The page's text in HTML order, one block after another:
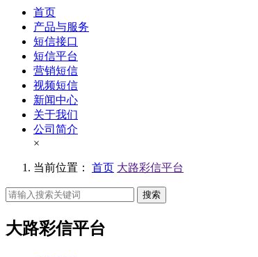
首页
产品与服务
短信接口
短信平台
营销短信
视频短信
新闻中心
关于我们
公司简介
×
当前位置： 首页 大路彩信平台
搜索
大路彩信平台